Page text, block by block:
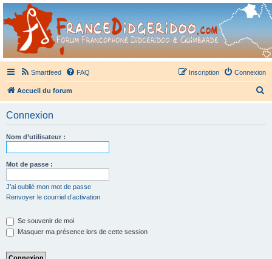
France Didgeridoo
Didgeridoo et Guimbarde sur France Didgeridoo - retrouvez la communauté.
Smartfeed FAQ Connexion
Inscription
Accueil du forum
Connexion
Nom d’utilisateur :
Mot de passe :
J’ai oublié mon mot de passe
Renvoyer le courriel d’activation
Se souvenir de moi
Masquer ma présence lors de cette session